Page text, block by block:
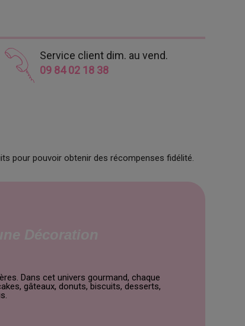
Service client dim. au vend.
09 84 02 18 38
pour pouvoir obtenir des récompenses fidélité.
Dans cet univers gourmand, chaque
gâteaux, donuts, biscuits, desserts,